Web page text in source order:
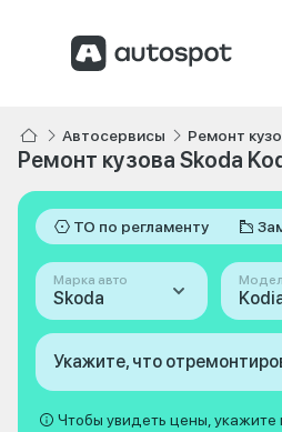
Автосервисы Ремонт
Ремонт кузова Skoda
ТО по регламенту
Марка авто
Skoda
Укажите, что
Чтобы увидеть цены, укажите